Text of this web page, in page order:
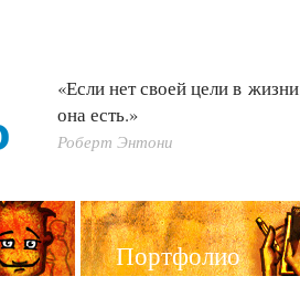
«Если нет своей цели в
она есть.»
Роберт Энтони
Портфолио